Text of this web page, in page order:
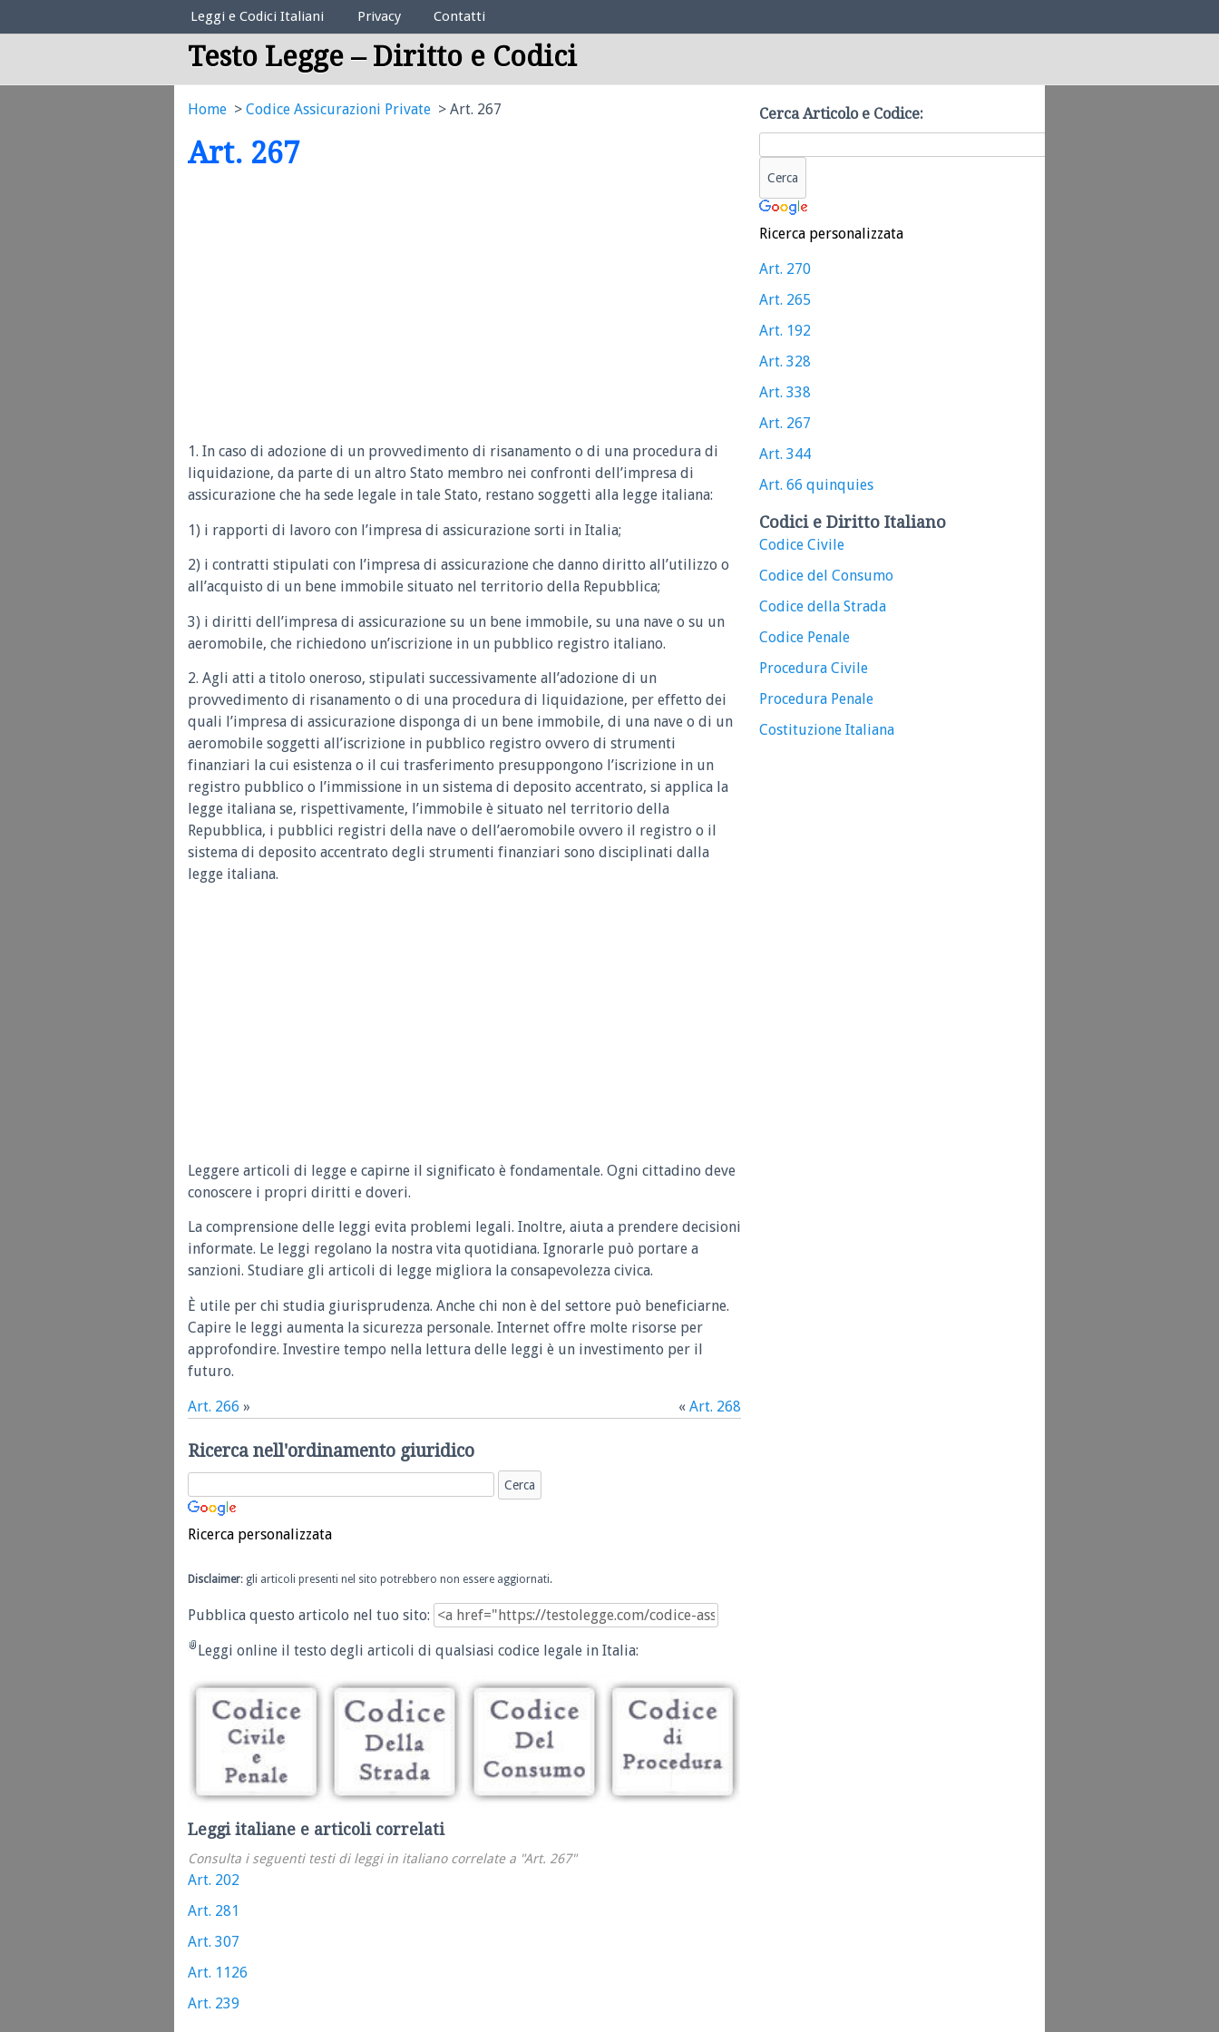
Elenco Codici Legali
Leggi e Codici Italiani Privacy Contatti
Testo Legge – Diritto e Codici
Home Codice Assicurazioni Private Art. 267
Art. 267
1. In caso di adozione di un provvedimento di risanamento o di una procedura di
liquidazione, da parte di un altro Stato membro nei confronti dell’impresa di
assicurazione che ha sede legale in tale Stato, restano soggetti alla legge italiana:
1) i rapporti di lavoro con l’impresa di assicurazione sorti in Italia;
2) i contratti stipulati con l’impresa di assicurazione che danno diritto all’utilizzo o
all’acquisto di un bene immobile situato nel territorio della Repubblica;
3) i diritti dell’impresa di assicurazione su un bene immobile, su una nave o su un
aeromobile, che richiedono un’iscrizione in un pubblico registro italiano.
2. Agli atti a titolo oneroso, stipulati successivamente all’adozione di un
provvedimento di risanamento o di una procedura di liquidazione, per effetto dei
quali l’impresa di assicurazione disponga di un bene immobile, di una nave o di un
aeromobile soggetti all’iscrizione in pubblico registro ovvero di strumenti
finanziari la cui esistenza o il cui trasferimento presuppongono l’iscrizione in un
registro pubblico o l’immissione in un sistema di deposito accentrato, si applica la
legge italiana se, rispettivamente, l’immobile è situato nel territorio della
Repubblica, i pubblici registri della nave o dell’aeromobile ovvero il registro o il
sistema di deposito accentrato degli strumenti finanziari sono disciplinati dalla
legge italiana.
Leggere articoli di legge e capirne il significato è fondamentale. Ogni cittadino deve
conoscere i propri diritti e doveri.
La comprensione delle leggi evita problemi legali. Inoltre, aiuta a prendere decisioni
informate. Le leggi regolano la nostra vita quotidiana. Ignorarle può portare a
sanzioni. Studiare gli articoli di legge migliora la consapevolezza civica.
È utile per chi studia giurisprudenza. Anche chi non è del settore può beneficiarne.
Capire le leggi aumenta la sicurezza personale. Internet offre molte risorse per
approfondire. Investire tempo nella lettura delle leggi è un investimento per il
futuro.
Art. 266 » « Art. 268
Ricerca nell'ordinamento giuridico
Ricerca personalizzata
Disclaimer: gli articoli presenti nel sito potrebbero non essere aggiornati.
Pubblica questo articolo nel tuo sito:
Leggi online il testo degli articoli di qualsiasi codice legale in Italia:
Leggi italiane e articoli correlati
Consulta i seguenti testi di leggi in italiano correlate a "Art. 267"
Art. 202
Art. 281
Art. 307
Art. 1126
Art. 239
Cerca Articolo e Codice:
Ricerca personalizzata
Art. 270
Art. 265
Art. 192
Art. 328
Art. 338
Art. 267
Art. 344
Art. 66 quinquies
Codici e Diritto Italiano
Codice Civile
Codice del Consumo
Codice della Strada
Codice Penale
Procedura Civile
Procedura Penale
Costituzione Italiana